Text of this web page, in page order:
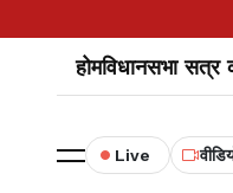
होमविधानसभा सत्र
Live